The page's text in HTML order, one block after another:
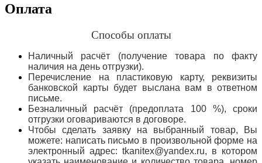
Оплата
Способы оплаты
Наличный расчёт (получение товара по факту
наличия на день отгрузки).
Перечисление на пластиковую карту, реквизиты
банковской карты будет выслана вам в ответном
письме.
Безналичный расчёт (предоплата 100 %), сроки
отгрузки оговариваются в договоре.
Чтобы сделать заявку на выбранный товар, Вы
можете: написать письмо в произвольной форме на
электронный адрес: tkanitex@yandex.ru, в котором